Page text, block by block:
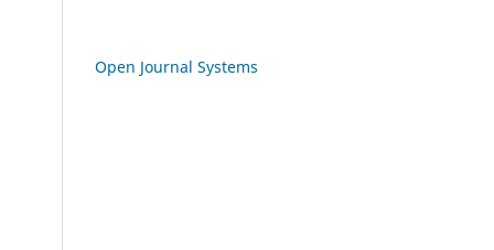
Open Journal Systems